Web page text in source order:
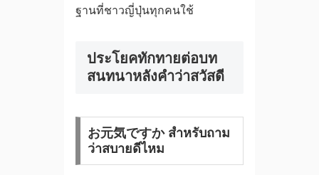
ฐานที่ชาวญี่ปุ่นทุกคนใช้
ประโยคทักทายต่อบท
สนทนาหลังคำว่าสวัสดี
お元気ですか สำหรับถาม
ว่าสบายดีไหม